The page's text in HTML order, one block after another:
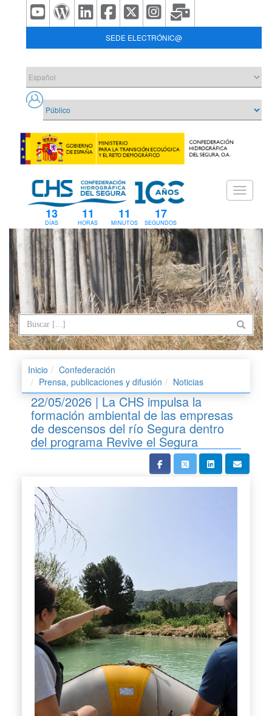
SEDE ELECTRÓNIC@
13
DÍAS
11
HORAS
11
MINUTOS
17
SEGUNDOS
Inicio
Confederación
Prensa, publicaciones y difusión
Noticias
22/05/2026 | La CHS impulsa la
formación ambiental de las empresas
de descensos del río Segura dentro
del programa Revive el Segura